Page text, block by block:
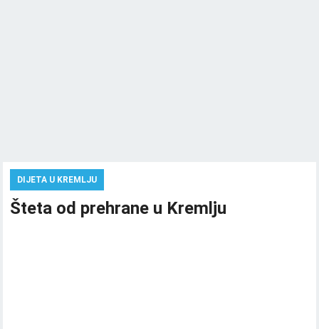
DIJETA U KREMLJU
Šteta od prehrane u Kremlju